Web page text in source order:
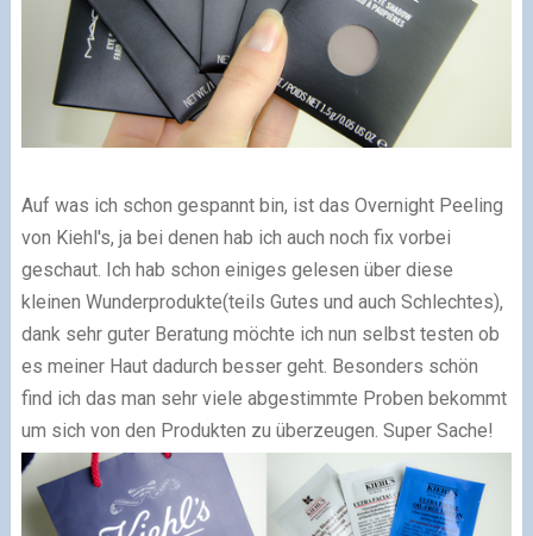
Auf was ich schon gespannt bin, ist das Overnight Peeling
von Kiehl's, ja bei denen hab ich auch noch fix vorbei
geschaut. Ich hab schon einiges gelesen über diese
kleinen Wunderprodukte(teils Gutes und auch Schlechtes),
dank sehr guter Beratung möchte ich nun selbst testen ob
es meiner Haut dadurch besser geht. Besonders schön
find ich das man sehr viele abgestimmte Proben bekommt
um sich von den Produkten zu überzeugen. Super Sache!